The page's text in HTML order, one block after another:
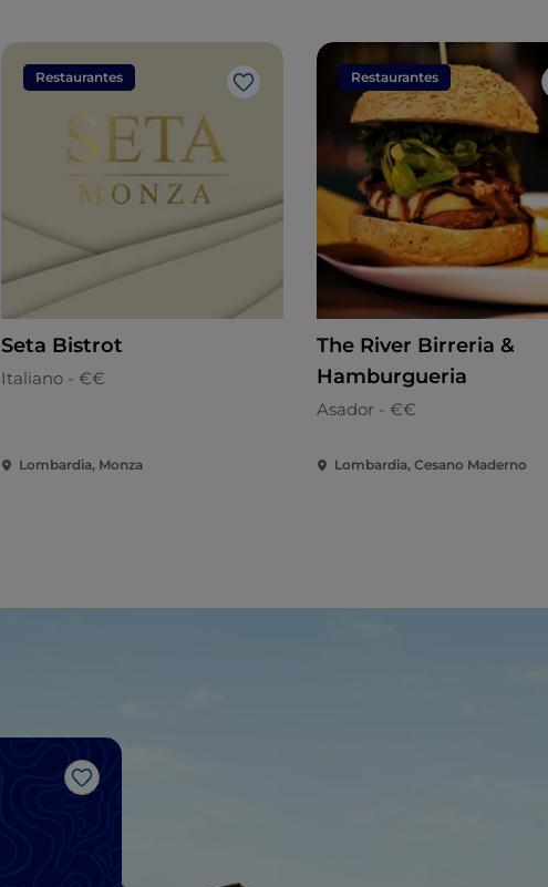
Restaurantes
Me gusta
Seta Bistrot
Italiano - €€
Lombardia, Monza
Restaurantes
The River Birreria &
Hamburgueria
Asador - €€
Lombardia, Cesano Maderno
Me gusta